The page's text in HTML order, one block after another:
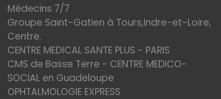
Médecins 7/7
Groupe Saint-Gatien à Tours,Indre-et-Loire,
Centre.
CENTRE MEDICAL SANTE PLUS - PARIS
CMS de Basse Terre - CENTRE MEDICO-
SOCIAL en Guadeloupe
OPHTALMOLOGIE EXPRESS